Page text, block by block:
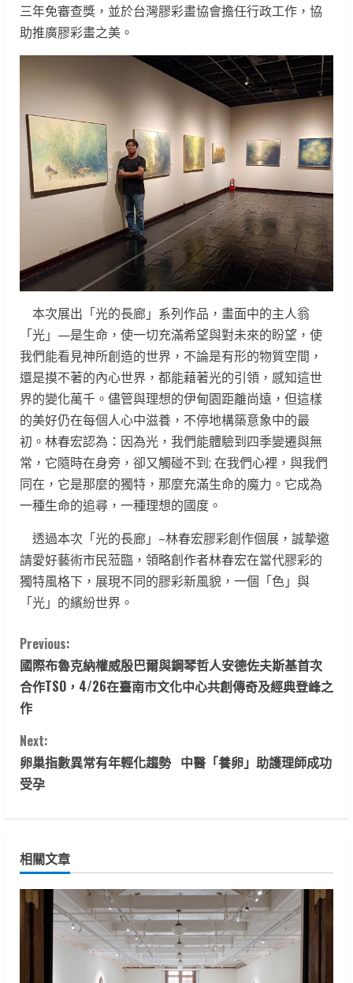
三年免審查獎，並於台灣膠彩畫協會擔任行政工作，協
助推廣膠彩畫之美。
本次展出「光的長廊」系列作品，畫面中的主人翁
「光」—是生命，使一切充滿希望與對未來的盼望，使
我們能看見神所創造的世界，不論是有形的物質空間，
還是摸不著的內心世界，都能藉著光的引領，感知這世
界的變化萬千。儘管與理想的伊甸園距離尚遠，但這樣
的美好仍在每個人心中滋養，不停地構築意象中的最
初。林春宏認為：因為光，我們能體驗到四季變遷與無
常，它隨時在身旁，卻又觸碰不到; 在我們心裡，與我們
同在，它是那麼的獨特，那麼充滿生命的魔力。它成為
一種生命的追尋，一種理想的國度。
透過本次「光的長廊」–林春宏膠彩創作個展，誠摯邀
請愛好藝術市民蒞臨，領略創作者林春宏在當代膠彩的
獨特風格下，展現不同的膠彩新風貌，一個「色」與
「光」的繽紛世界。
C
o
n
t
i
u
e
R
Previous:
國際布魯克納權威殷巴爾與鋼琴哲人安德佐夫斯基首次
合作TSO，4/26在臺南市文化中心共創傳奇及經典登峰之
作
Next:
卵巢指數異常有年輕化趨勢 中醫「養卵」助護理師成功
受孕
相關文章